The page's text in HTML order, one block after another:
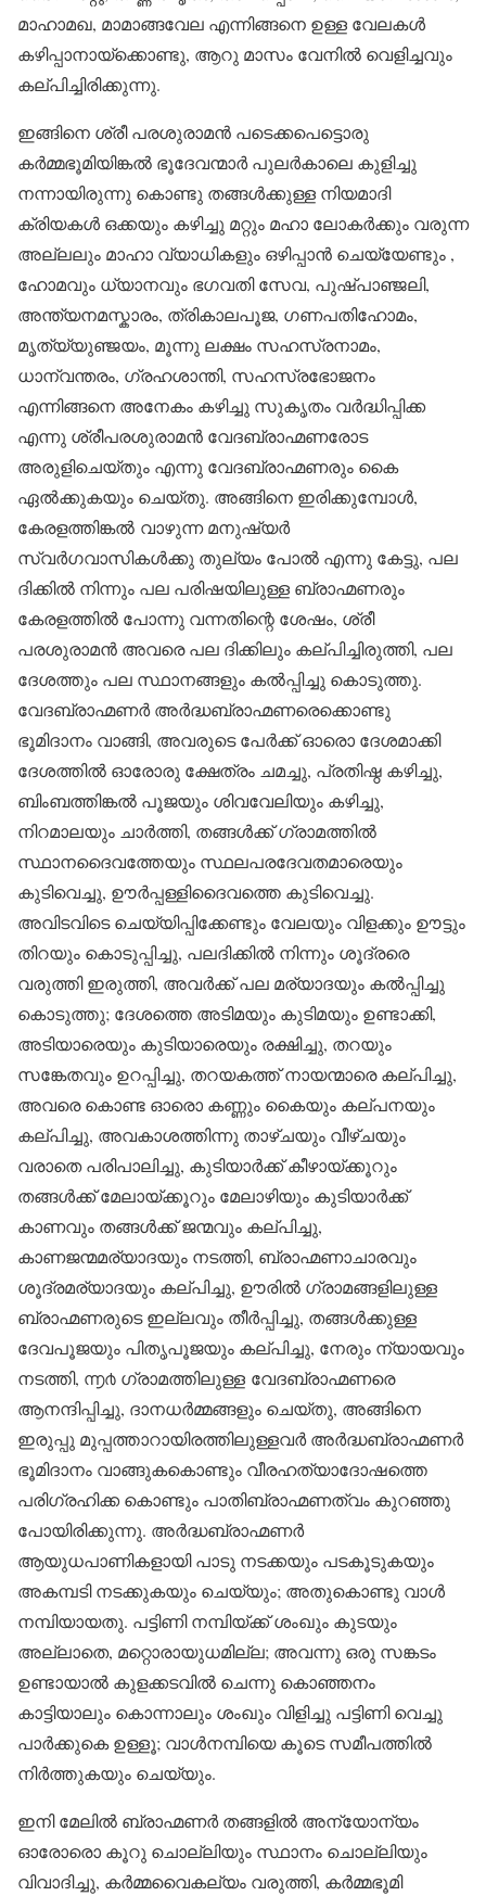
മാഹാമഖ, മാമാങ്ങവേല എന്നിങ്ങനെ ഉള്ള വേലകൾ
കഴിപ്പാനായ്ക്കൊണ്ടു, ആറു മാസം വേനിൽ വെളിച്ചവും
കല്പിച്ചിരിക്കുന്നു.
ഇങ്ങിനെ ശ്രീ പരശുരാമൻ പടെക്കപെട്ടൊരു
കർമ്മഭൂമിയിങ്കൽ ഭൂദേവന്മാർ പുലർകാലെ കുളിച്ചു
നന്നായിരുന്നു കൊണ്ടു തങ്ങൾക്കുള്ള നിയമാദി
ക്രിയകൾ ഒക്കയും കഴിച്ചു മറ്റും മഹാ ലോകർക്കും വരുന്ന
അല്ലലും മാഹാ വ്യാധികളും ഒഴിപ്പാൻ ചെയ്യേണ്ടും ,
ഹോമവും ധ്യാനവും ഭഗവതി സേവ, പുഷ്പാഞ്ജലി,
അന്ത്യനമസ്കാരം, ത്രികാലപൂജ, ഗണപതിഹോമം,
മൃത്യ്യുഞ്ജയം, മൂന്നു ലക്ഷം സഹസ്രനാമം,
ധാന്വന്തരം, ഗ്രഹശാന്തി, സഹസ്രഭോജനം
എന്നിങ്ങനെ അനേകം കഴിച്ചു സുകൃതം വർദ്ധിപ്പിക്ക
എന്നു ശ്രീപരശുരാമൻ വേദബ്രാഹ്മണരോട
അരുളിചെയ്തും എന്നു വേദബ്രാഹ്മണരും കൈ
ഏൽക്കുകയും ചെയ്തു. അങ്ങിനെ ഇരിക്കുമ്പോൾ,
കേരളത്തിങ്കൽ വാഴുന്ന മനുഷ്യർ
സ്വർഗവാസികൾക്കു തുല്യം പോൽ എന്നു കേട്ടു, പല
ദിക്കിൽ നിന്നും പല പരിഷയിലുള്ള ബ്രാഹ്മണരും
കേരളത്തിൽ പോന്നു വന്നതിന്റെ ശേഷം, ശ്രീ
പരശുരാമൻ അവരെ പല ദിക്കിലും കല്പിച്ചിരുത്തി, പല
ദേശത്തും പല സ്ഥാനങ്ങളും കൽ‌പ്പിച്ചു കൊടുത്തു.
വേദബ്രാഹ്മണർ അർദ്ധബ്രാഹ്മണരെക്കൊണ്ടു
ഭൂമിദാനം വാങ്ങി, അവരുടെ പേർക്ക് ഓരൊ ദേശമാക്കി
ദേശത്തിൽ ഓരോരു ക്ഷേത്രം ചമച്ചു, പ്രതിഷ്ഠ കഴിച്ചു,
ബിംബത്തിങ്കൽ പൂജയും ശിവവേലിയും കഴിച്ചു,
നിറമാലയും ചാർത്തി, തങ്ങൾക്ക് ഗ്രാമത്തിൽ
സ്ഥാനദൈവത്തേയും സ്ഥലപരദേവതമാരെയും
കുടിവെച്ചു, ഊർപ്പള്ളിദൈവത്തെ കുടിവെച്ചു.
അവിടവിടെ ചെയ്യിപ്പിക്കേണ്ടും വേലയും വിളക്കും ഊട്ടും
തിറയും കൊടുപ്പിച്ചു, പലദിക്കിൽ നിന്നും ശൂദ്രരെ
വരുത്തി ഇരുത്തി, അവർക്ക് പല മര്യാദയും കൽ‌പ്പിച്ചു
കൊടുത്തു; ദേശത്തെ അടിമയും കുടിമയും ഉണ്ടാക്കി,
അടിയാരെയും കുടിയാരെയും രക്ഷിച്ചു, തറയും
സങ്കേതവും ഉറപ്പിച്ചു, തറയകത്ത് നായന്മാരെ കല്പിച്ചു,
അവരെ കൊണ്ട ഓരൊ കണ്ണും കൈയും കല്പനയും
കല്പിച്ചു, അവകാശത്തിന്നു താഴ്ചയും വീഴ്ചയും
വരാതെ പരിപാലിച്ചു, കുടിയാർക്ക് കീഴായ്ക്കൂറും
തങ്ങൾക്ക് മേലായ്ക്കൂറും മേലാഴിയും കുടിയാർക്ക്
കാണവും തങ്ങൾക്ക് ജന്മവും കല്പിച്ചു,
കാണജന്മമര്യാദയും നടത്തി, ബ്രാഹ്മണാചാരവും
ശൂദ്രമര്യാദയും കല്പിച്ചു, ഊരിൽ ഗ്രാമങ്ങളിലുള്ള
ബ്രാഹ്മണരുടെ ഇല്ലവും തീർപ്പിച്ചു, തങ്ങൾക്കുള്ള
ദേവപൂജയും പിതൃപൂജയും കല്പിച്ചു, നേരും ന്യായവും
നടത്തി, ൬൪ ഗ്രാമത്തിലുള്ള വേദബ്രാഹ്മണരെ
ആനന്ദിപ്പിച്ചു, ദാനധർമ്മങ്ങളും ചെയ്തു, അങ്ങിനെ
ഇരുപ്പു മുപ്പത്താറായിരത്തിലുള്ളവർ അർദ്ധബ്രാഹ്മണർ
ഭൂമിദാനം വാങ്ങുകകൊണ്ടും വീരഹത്യാദോഷത്തെ
പരിഗ്രഹിക്ക കൊണ്ടും പാതിബ്രാഹ്മണത്വം കുറഞ്ഞു
പോയിരിക്കുന്നു. അർദ്ധബ്രാഹ്മണർ
ആയുധപാണികളായി പാടു നടക്കയും പടകൂടുകയും
അകമ്പടി നടക്കുകയും ചെയ്യും; അതുകൊണ്ടു വാൾ
നമ്പിയായതു. പട്ടിണി നമ്പിയ്ക്ക് ശംഖും കുടയും
അല്ലാതെ, മറ്റൊരായുധമില്ല; അവന്നു ഒരു സങ്കടം
ഉണ്ടായാൽ കുളക്കടവിൽ ചെന്നു കൊഞ്ഞനം
കാട്ടിയാലും കൊന്നാലും ശംഖും വിളിച്ചു പട്ടിണി വെച്ചു
പാർക്കുകെ ഉള്ളൂ; വാൾനമ്പിയെ കൂടെ സമീപത്തിൽ
നിർത്തുകയും ചെയ്യും.
ഇനി മേലിൽ ബ്രാഹ്മണർ തങ്ങളിൽ അന്യോന്യം
ഓരോരൊ കൂറു ചൊല്ലിയും സ്ഥാനം ചൊല്ലിയും
വിവാദിച്ചു, കർമ്മവൈകല്യം വരുത്തി, കർമ്മഭൂമി